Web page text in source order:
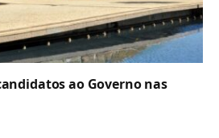
ao Governo nas